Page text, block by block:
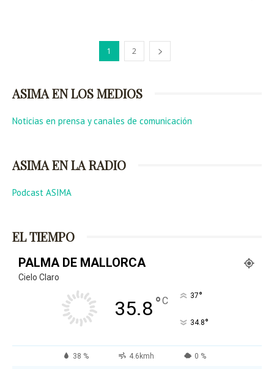
1 2
ASIMA EN LOS MEDIOS
Noticias en prensa y canales de comunicación
ASIMA EN LA RADIO
Podcast ASIMA
EL TIEMPO
PALMA DE MALLORCA
Cielo Claro
35.8°C 37°
34.8°
38 % 4.6kmh 0 %